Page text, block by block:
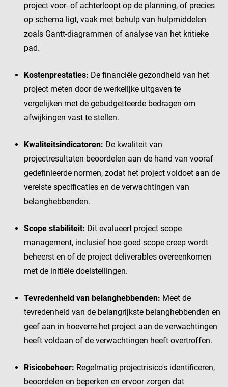
project voor- of achterloopt op de planning, of precies
op schema ligt, vaak met behulp van hulpmiddelen
zoals Gantt-diagrammen of analyse van het kritieke
pad.
Kostenprestaties: De financiële gezondheid van het
project meten door de werkelijke uitgaven te
vergelijken met de gebudgetteerde bedragen om
afwijkingen vast te stellen.
Kwaliteitsindicatoren: De kwaliteit van
projectresultaten beoordelen aan de hand van vooraf
gedefinieerde normen, zodat het project voldoet aan de
vereiste specificaties en de verwachtingen van
belanghebbenden.
Scope stabiliteit: Dit evalueert project scope
management, inclusief hoe goed scope creep wordt
beheerst en of de project deliverables overeenkomen
met de initiële doelstellingen.
Tevredenheid van belanghebbenden: Meet de
tevredenheid van de belangrijkste belanghebbenden en
geef aan in hoeverre het project aan de verwachtingen
heeft voldaan of de verwachtingen heeft overtroffen.
Risicobeheer: Regelmatig projectrisico's identificeren,
beoordelen en beperken en ervoor zorgen dat